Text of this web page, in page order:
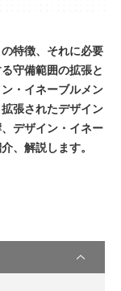
特徴、それに必要
守備範囲の拡張と
・イネーブルメン
張されたデザイン
デザイン・イネー
、解説します。